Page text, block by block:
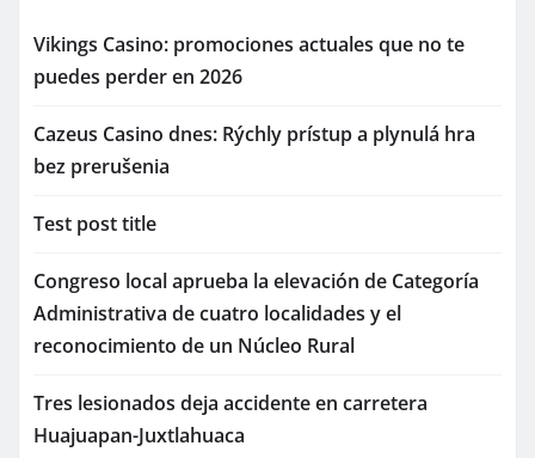
Vikings Casino: promociones actuales que no te
puedes perder en 2026
Cazeus Casino dnes: Rýchly prístup a plynulá hra
bez prerušenia
Test post title
Congreso local aprueba la elevación de Categoría
Administrativa de cuatro localidades y el
reconocimiento de un Núcleo Rural
Tres lesionados deja accidente en carretera
Huajuapan-Juxtlahuaca